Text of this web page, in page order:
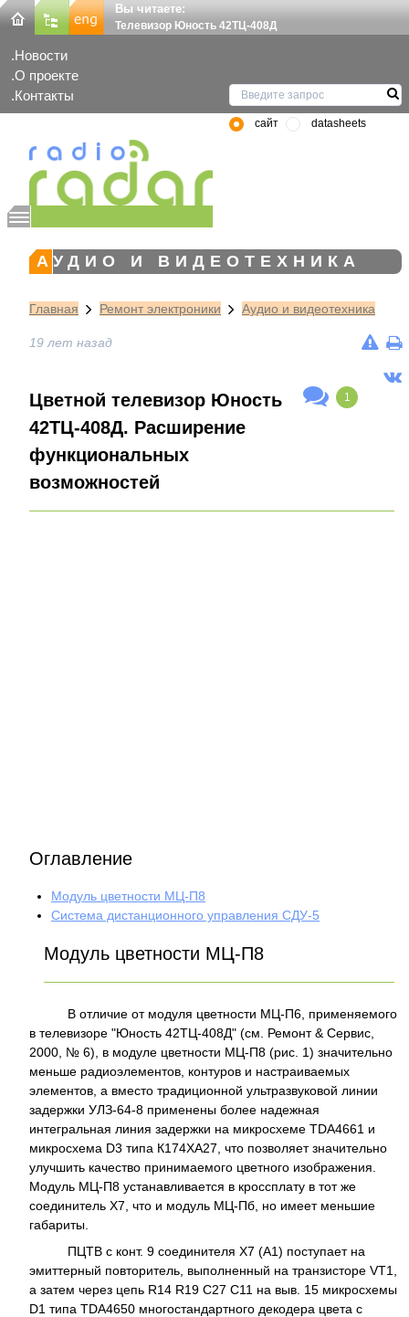
Вы читаете:
Телевизор Юность 42ТЦ-408Д
Новости
О проекте
Контакты
сайт datasheets
АУДИО И ВИДЕОТЕХНИКА
Главная Ремонт электроники Аудио и видеотехника
19 лет назад
Цветной телевизор Юность
42ТЦ-408Д. Расширение
функциональных
возможностей
1
Оглавление
Модуль цветности МЦ-П8
Система дистанционного управления СДУ-5
Модуль цветности МЦ-П8
В отличие от модуля цветности МЦ-П6, применяемого
в телевизоре "Юность 42ТЦ-408Д" (см. Ремонт & Сервис,
2000, № 6), в модуле цветности МЦ-П8 (рис. 1) значительно
меньше радиоэлементов, контуров и настраиваемых
элементов, а вместо традиционной ультразвуковой линии
задержки УЛЗ-64-8 применены более надежная
интегральная линия задержки на микросхеме ТDА4661 и
микросхема D3 типа К174ХА27, что позволяет значительно
улучшить качество принимаемого цветного изображения.
Модуль МЦ-П8 устанавливается в кроссплату в тот же
соединитель Х7, что и модуль МЦ-Пб, но имеет меньшие
габариты.
ПЦТВ с конт. 9 соединителя Х7 (А1) поступает на
эмиттерный повторитель, выполненный на транзисторе VT1,
а затем через цепь R14 R19 C27 C11 на выв. 15 микросхемы
D1 типа TDA4650 многостандартного декодера цвета с